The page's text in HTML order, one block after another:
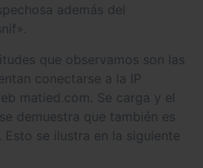
además del
que observamos son las
conectarse a la IP
matied.com. Se carga y el
demuestra que también es
se ilustra en la siguiente